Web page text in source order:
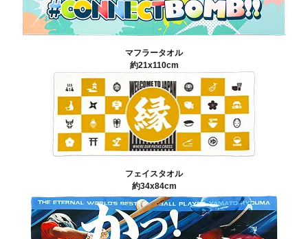
マフラータオル
約21x110cm
フェイスタオル
約34x84cm